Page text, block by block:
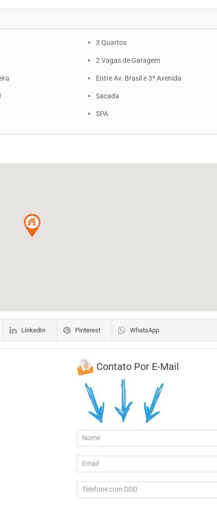
3 Quartos
2 Vagas de Garagem
Entre Av. Brasil e 3ª Avenida
Sacada
SPA
LinkedIn Pinterest WhatsApp
Contato Por E-Mail